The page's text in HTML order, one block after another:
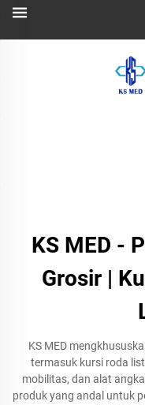
KS MED -
Grosir |
KS MED
termasuk kursi roda
mobilitas, dan alat
produk yang andal untuk